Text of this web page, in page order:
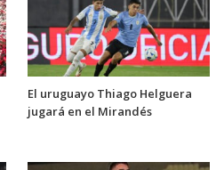
El uruguayo Thiago Helguera
jugará en el Mirandés